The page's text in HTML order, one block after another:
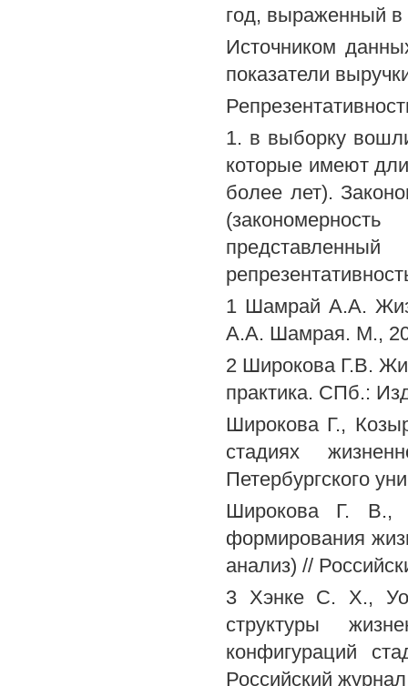
год, выраженный в
Источником
показатели
1. в выборку
которые имеют
более лет).
1 Шамрай A.A.
A.A. Шамрая. М.,
2 Широкова Г.В.
практика. СПб.:
Широкова Г.,
стадиях
Петербургского
Широкова Г. В.,
формирования
анализ) //
3 Хэнке С. X.,
структуры
конфигураций
Российский